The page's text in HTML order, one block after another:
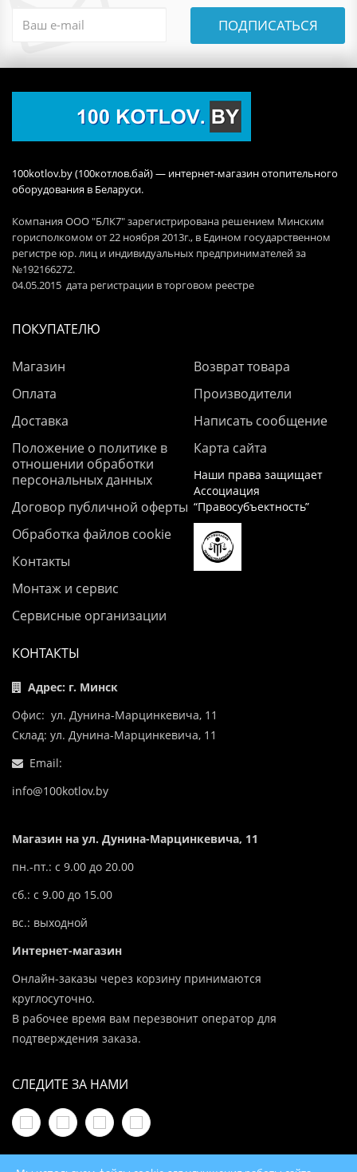
ПОДПИСАТЬСЯ
100kotlov.by (100котлов.бай) — интернет-магазин отопительного
оборудования в Беларуси.
Компания ООО "БЛК7" зарегистрирована решением Минским
горисполкомом от 22 ноября 2013г., в Едином государственном
регистре юр. лиц и индивидуальных предпринимателей за
№192166272.
04.05.2015 дата регистрации в торговом реестре
ПОКУПАТЕЛЮ
Магазин
Оплата
Доставка
Положение о политике в
отношении обработки
персональных данных
Договор публичной оферты
Обработка файлов cookie
Контакты
Монтаж и сервис
Сервисные организации
Возврат товара
Производители
Написать сообщение
Карта сайта
Наши права защищает
Ассоциация
“Правосубъектность”
КОНТАКТЫ
Адрес: г. Минск
Офис: ул. Дунина-Марцинкевича, 11
Склад: ул. Дунина-Марцинкевича, 11
Email:
info@100kotlov.by
Магазин на ул. Дунина-Марцинкевича, 11
пн.-пт.: с 9.00 до 20.00
сб.: с 9.00 до 15.00
вс.: выходной
Интернет-магазин
Онлайн-заказы через корзину принимаются
круглосуточно.
В рабочее время вам перезвонит оператор для
подтверждения заказа.
СЛЕДИТЕ ЗА НАМИ